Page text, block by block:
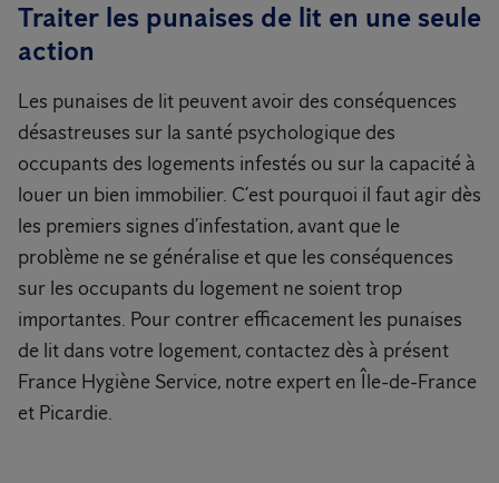
Traiter les punaises de lit en une seule
action
Les punaises de lit peuvent avoir des conséquences
désastreuses sur la santé psychologique des
occupants des logements infestés ou sur la capacité à
louer un bien immobilier. C’est pourquoi il faut agir dès
les premiers signes d’infestation, avant que le
problème ne se généralise et que les conséquences
sur les occupants du logement ne soient trop
importantes. Pour contrer efficacement les punaises
de lit dans votre logement, contactez dès à présent
France Hygiène Service, notre expert en Île-de-France
et Picardie.